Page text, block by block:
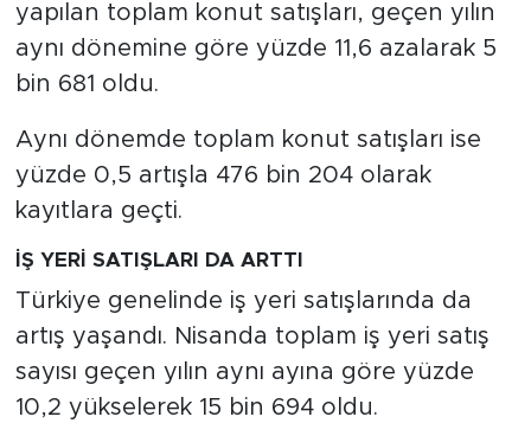
yapılan toplam konut satışları, geçen yılın
aynı dönemine göre yüzde 11,6 azalarak 5
bin 681 oldu.
Aynı dönemde toplam konut satışları ise
yüzde 0,5 artışla 476 bin 204 olarak
kayıtlara geçti.
İŞ YERİ SATIŞLARI DA ARTTI
Türkiye genelinde iş yeri satışlarında da
artış yaşandı. Nisanda toplam iş yeri satış
sayısı geçen yılın aynı ayına göre yüzde
10,2 yükselerek 15 bin 694 oldu.